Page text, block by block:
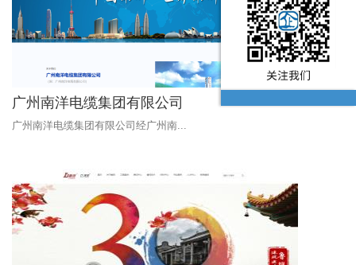
广州南洋电缆集团有限公司
广州南洋电缆集团有限公司经广州南...